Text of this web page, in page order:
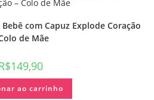
com Capuz Explode Coração
de Mãe
149,90
ao carrinho